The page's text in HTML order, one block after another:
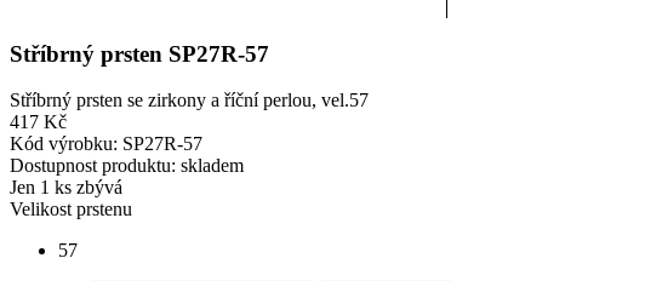
Stříbrný prsten SP27R-57
Stříbrný prsten se zirkony a říční perlou, vel.57
417 Kč
Kód výrobku: SP27R-57
Dostupnost produktu: skladem
Jen 1 ks zbývá
Velikost prstenu
57